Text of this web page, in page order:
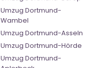
Umzug Dortmund-
Wambel
Umzug Dortmund-Asseln
Umzug Dortmund-Hörde
Umzug Dortmund-